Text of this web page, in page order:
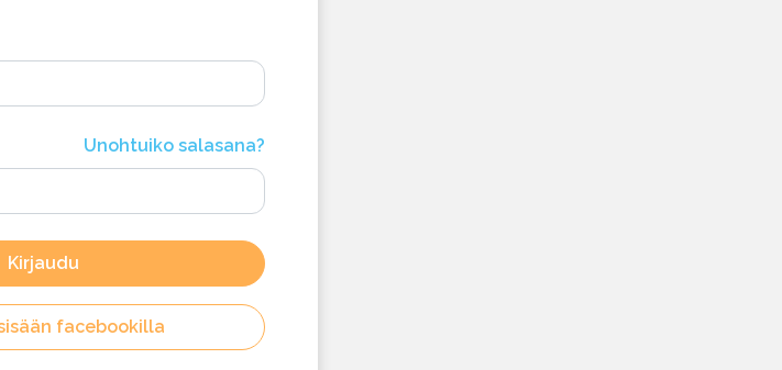
Unohtuiko salasana?
Kirjaudu
facebookilla